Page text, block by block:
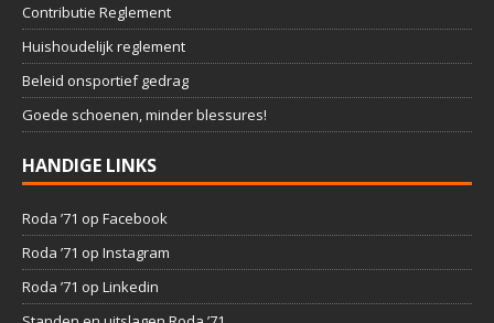
Contributie Reglement
Huishoudelijk reglement
Beleid onsportief gedrag
Goede schoenen, minder blessures!
HANDIGE LINKS
Roda ’71 op Facebook
Roda ’71 op Instagram
Roda ’71 op Linkedin